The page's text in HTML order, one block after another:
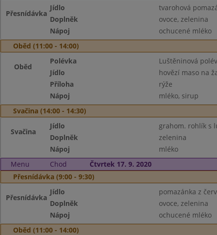
Přesnídávka
Jídlo
tvarohová
Doplněk
ovoce, zelenina
Nápoj
ochucené mléko
Oběd (11:00 - 14:00)
Oběd
Polévka
Luštěninová
Jídlo
hovězí maso na
Příloha
rýže
Nápoj
mléko, sirup
Svačina (14:00 - 14:30)
Svačina
Jídlo
grahom. rohlík s
Doplněk
zelenina
Nápoj
mléko
Menu
Chod
Čtvrtek 17. 9. 2020
Přesnídávka (9:00 - 9:30)
Přesnídávka
Jídlo
pomazánka z
Doplněk
ovoce, zelenina
Nápoj
ochucené mléko
Oběd (11:00 - 14:00)